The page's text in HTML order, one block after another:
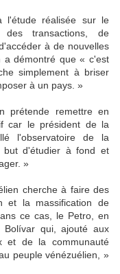
réalisée sur le
transactions, de
à de nouvelles
a démontré que « c'est
simplement à briser
à un pays. »
prétende remettre en
car le président de la
l'observatoire de la
but d'étudier à fond et
»
cherche à faire des
et la massification de
ce cas, le Petro, en
qui, ajouté aux
et de la communauté
peuple vénézuélien, »